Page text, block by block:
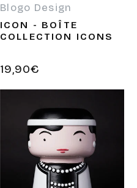
Fournisseur :
Blogo Design
ICON - BOÎTE
COLLECTION ICONS
Prix
19,90€